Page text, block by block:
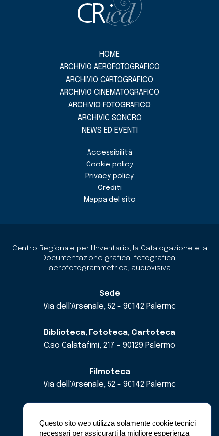
Questo sito web utilizza solamente cookie tecnici
necessari per assicurarti la migliore esperienza
HOME
ARCHIVIO AEROFOTOGRAFICO
ARCHIVIO CARTOGRAFICO
ARCHIVIO CINEMATOGRAFICO
ARCHIVIO FOTOGRAFICO
ARCHIVIO SONORO
NEWS ED EVENTI
Accessibilità
Cookie policy
Privacy policy
Crediti
Mappa del sito
Centro Regionale per l'Inventario, la Catalogazione e la
Documentazione grafica, fotografica,
aerofotogrammetrica, audiovisiva
Sede
Via dell'Arsenale, 52 - 90142 Palermo
Biblioteca, Fototeca, Cartoteca
C.so Calatafimi, 217 - 90129 Palermo
Filmoteca
Via dell'Arsenale, 52 - 90142 Palermo
pec cricdsicilia@pec.it